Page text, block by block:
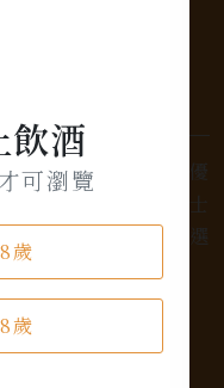
飲酒
可瀏覽
歲
歲
的店家，為您提供優
熱愛品味經典的威士
，我們都有廣泛的選